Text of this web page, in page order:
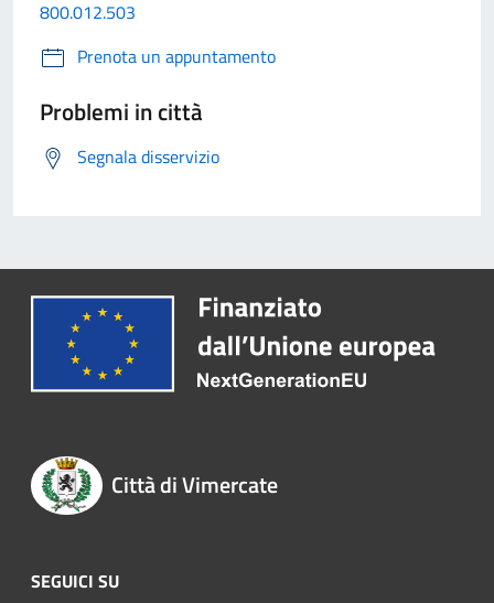
800.012.503
Prenota un appuntamento
Problemi in città
Segnala disservizio
Città di Vimercate
SEGUICI SU